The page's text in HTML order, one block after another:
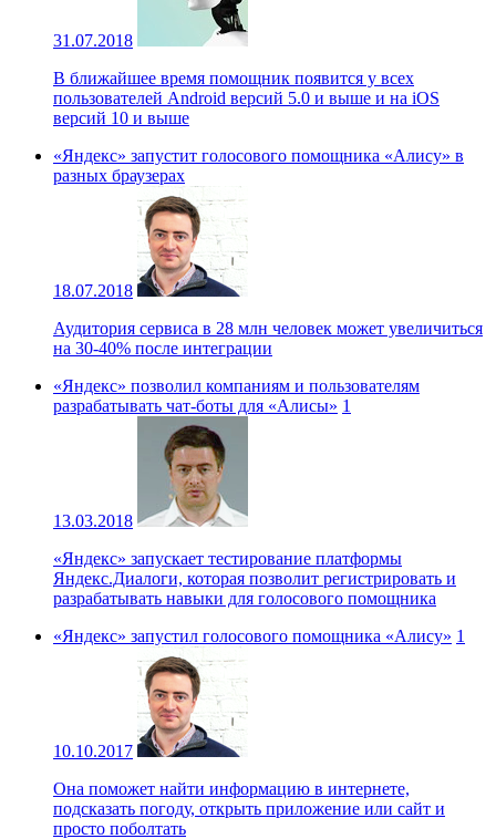
31.07.2018
В ближайшее время помощник появится у всех
пользователей Android версий 5.0 и выше и на iOS
версий 10 и выше
«Яндекс» запустит голосового помощника «Алису» в
разных браузерах
18.07.2018
Аудитория сервиса в 28 млн человек может увеличиться
на 30-40% после интеграции
«Яндекс» позволил компаниям и пользователям
разрабатывать чат-боты для «Алисы» 1
13.03.2018
«Яндекс» запускает тестирование платформы
Яндекс.Диалоги, которая позволит регистрировать и
разрабатывать навыки для голосового помощника
«Яндекс» запустил голосового помощника «Алису» 1
10.10.2017
Она поможет найти информацию в интернете,
подсказать погоду, открыть приложение или сайт и
просто поболтать